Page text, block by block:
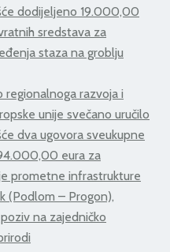
dodijeljeno 19.000,00
sredstava za
staza na groblju
regionalnoga razvoja i
unije svečano uručilo
dva ugovora sveukupne
eura za
prometne infrastrukture
(Podlom – Progon),
poziv na zajedničko